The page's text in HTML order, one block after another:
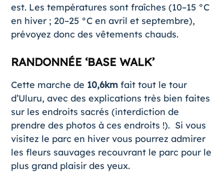
est. Les températures sont fraîches (10–15 °C
en hiver ; 20–25 °C en avril et septembre),
prévoyez donc des vêtements chauds.
RANDONNÉE ‘BASE WALK’
Cette marche de 10,6kmfait tout le tour
d’Uluru, avec des explications très bien faites
sur les endroits sacrés (interdiction de
prendre des photos à ces endroits !). Si vous
visitez le parc en hiver vous pourrez admirer
les fleurs sauvages recouvrant le parc pour le
plus grand plaisir des yeux.